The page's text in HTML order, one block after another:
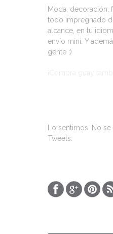
Moda, decoración,
todo impregnado
alcance, en tu
envío mini. Y
gente ;)
Lo sentimos. No
Tweets.